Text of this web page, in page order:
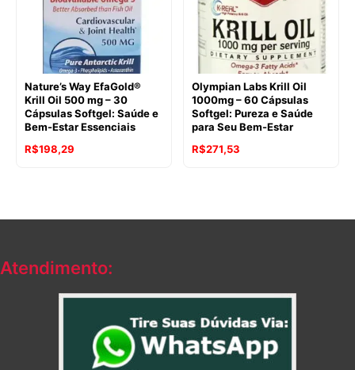
Nature’s Way EfaGold®
Krill Oil 500 mg – 30
Cápsulas Softgel: Saúde e
Bem-Estar Essenciais
O
R$198,29
Olympian Labs Krill Oil
1000mg – 60 Cápsulas
Softgel: Pureza e Saúde
para Seu Bem-Estar
O
R$271,53
Atendimento: